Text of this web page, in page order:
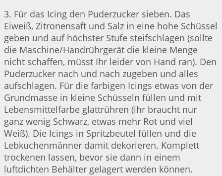
3. Für das Icing den Puderzucker sieben. Das
Eiweiß, Zitronensaft und Salz in eine hohe Schüssel
geben und auf höchster Stufe steifschlagen (sollte
die Maschine/Handrührgerät die kleine Menge
nicht schaffen, müsst Ihr leider von Hand ran). Den
Puderzucker nach und nach zugeben und alles
aufschlagen. Für die farbigen Icings etwas von der
Grundmasse in kleine Schüsseln füllen und mit
Lebensmittelfarbe glattrühren (ihr braucht nur
ganz wenig Schwarz, etwas mehr Rot und viel
Weiß). Die Icings in Spritzbeutel füllen und die
Lebkuchenmänner damit dekorieren. Komplett
trockenen lassen, bevor sie dann in einem
luftdichten Behälter gelagert werden können.